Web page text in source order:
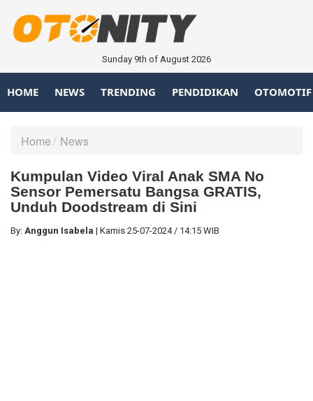
Sunday 9th of August 2026
HOME NEWS TRENDING PENDIDIKAN OTOMOTIF
Home News
Kumpulan Video Viral Anak SMA No
Sensor Pemersatu Bangsa GRATIS,
Unduh Doodstream di Sini
By: Anggun Isabela | Kamis 25-07-2024 / 14:15 WIB